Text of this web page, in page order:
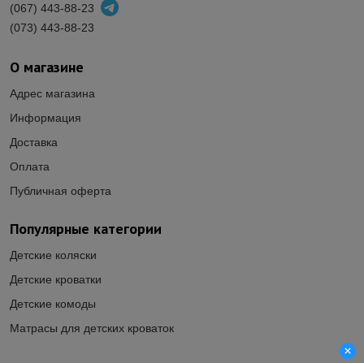
Популярные категории
Детские коляски
Детские кроватки
Детские комоды
Матрасы для детских кроваток
О магазине
Адрес магазина
Информация
Доставка
Оплата
Публичная оферта
(067) 443-88-23
(073) 443-88-23